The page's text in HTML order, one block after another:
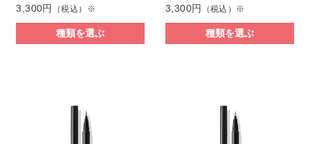
3,300円 （税込）※
種類を選ぶ
3,300円 （税込）※
種類を選ぶ